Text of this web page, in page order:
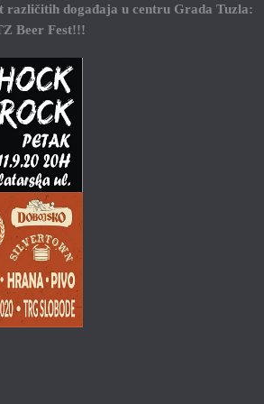
različitih događaja u centru Grada Tuzla:
Beer Fest!!!